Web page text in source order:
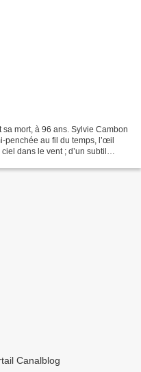
mort, à 96 ans. Sylvie Cambon
penchée au fil du temps, l’œil
dans le vent ; d’un subtil
Canalblog